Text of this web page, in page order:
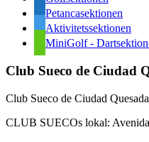
Petancasektionen
Aktivitetssektionen
MiniGolf -
Club Sueco de Ciudad
Club Sueco de Ciudad
CLUB SUECOs lokal: